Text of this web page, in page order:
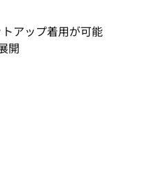
アップ着用が可能
開